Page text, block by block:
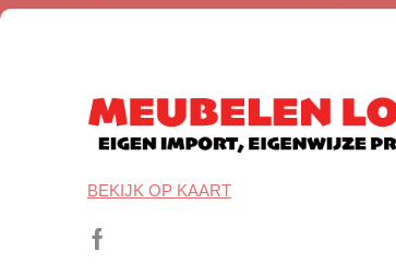
BEKIJK OP KAART